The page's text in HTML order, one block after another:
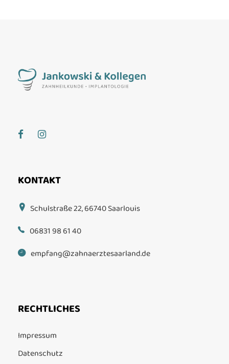
KONTAKT
Schulstraße 22, 66740 Saarlouis
06831 98 61 40
empfang@zahnaerztesaarland.de
RECHTLICHES
Impressum
Datenschutz